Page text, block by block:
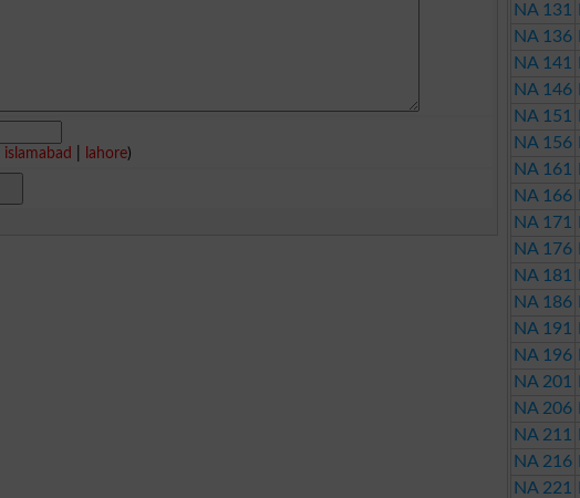
islamabad lahore)
NA 131
NA 136
NA 141
NA 146
NA 151
NA 156
NA 161
NA 166
NA 171
NA 176
NA 181
NA 186
NA 191
NA 196
NA 201
NA 206
NA 211
NA 216
NA 221